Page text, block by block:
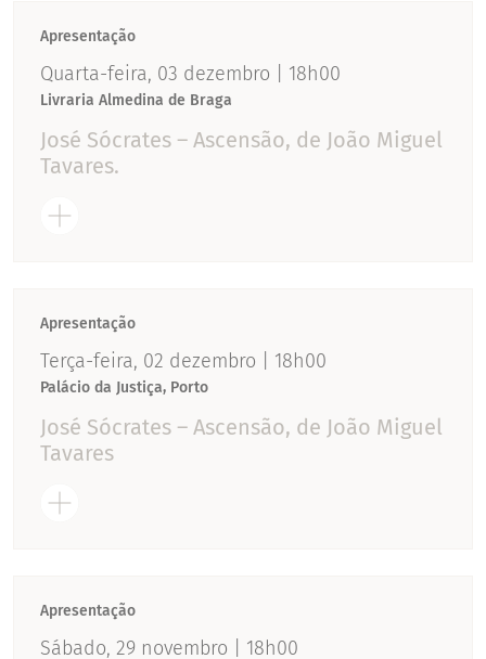
Apresentação
Quarta-feira, 03 dezembro | 18h00
Livraria Almedina de Braga
José Sócrates – Ascensão, de João Miguel
Tavares.
Apresentação
Terça-feira, 02 dezembro | 18h00
Palácio da Justiça, Porto
José Sócrates – Ascensão, de João Miguel
Tavares
Apresentação
Sábado, 29 novembro | 18h00